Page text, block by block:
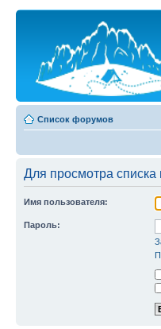
Список форумов
Для просмотра
Имя пользователя:
Пароль: